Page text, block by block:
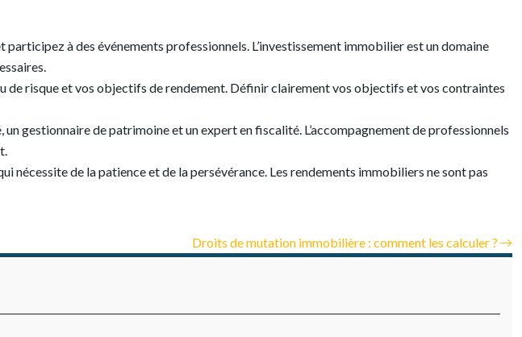
à des événements professionnels. L’investissement immobilier est un domaine
de risque et vos objectifs de rendement. Définir clairement vos objectifs et vos contraintes
gestionnaire de patrimoine et un expert en fiscalité. L’accompagnement de professionnels
nécessite de la patience et de la persévérance. Les rendements immobiliers ne sont pas
Droits de mutation immobilière : comment les calculer ?